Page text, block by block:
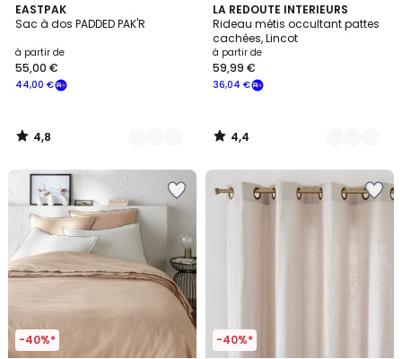
EASTPAK
Sac à dos PADDED PAK'R
à partir de
44,00 €
55,00 €
4,8
/ 5
8
Couleurs
4,8
/
LA REDOUTE INTERIEURS
Rideau métis occultant pattes
cachées, Lincot
à partir de
36,04 €
59,99 €
4,4
/ 5
8
Couleurs
4,4
/
-40%* -40%*